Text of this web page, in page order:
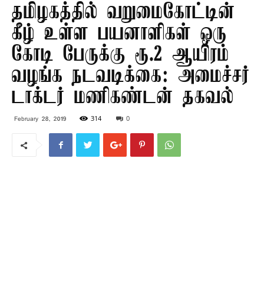
தமிழகத்தில் வறுமைகோட்டின்
கீழ் உள்ள பயனாளிகள் ஒரு
கோடி பேருக்கு ரூ.2 ஆயிரம்
வழங்க நடவடிக்கை: அமைச்சர்
டாக்டர் மணிகண்டன் தகவல்
February 28, 2019 314 0